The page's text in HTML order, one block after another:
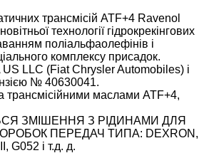
трансмісій ATF+4 Ravenol
технології гідрокрекінгових
поліальфаолефінів і
комплексу присадок.
LLC (Fiat Chrysler Automobiles) і
№ 40630041.
трансмісійними маслами ATF+4,
ЗМІШЕННЯ З РІДИНАМИ ДЛЯ
ПЕРЕДАЧ ТИПА: DEXRON,
G052 і т.д. д.